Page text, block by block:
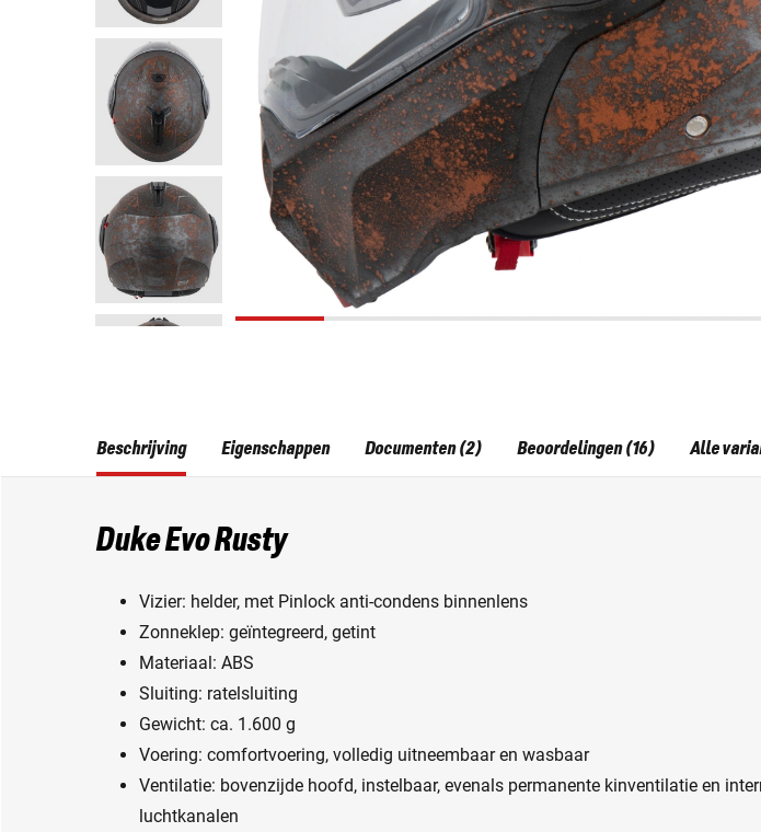
Beschrijving
Duke Evo Rusty
Vizier: helder, met Pinlock anti-condens binnenlens
Zonneklep: geïntegreerd, getint
Materiaal: ABS
Sluiting: ratelsluiting
Gewicht: ca. 1.600 g
Voering: comfortvoering, volledig uitneembaar en wasbaar
Ventilatie: bovenzijde hoofd, instelbaar, evenals permanente kinventilatie en
luchtkanalen
Eigenschappen Documenten (2) Beoordelingen (16) Alle